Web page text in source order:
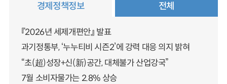
경제정책정보 전체
『2026년 세제개편안』 발표
과기정통부, ‘누누티비 시즌2’에 강력 대응 의지 밝혀
“초(超)성장+신(新)공간, 대체불가 산업강국”
7월 소비자물가는 2.8% 상승